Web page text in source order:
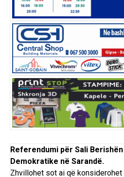
Referendumi për Sali
Demokratike në Sarandë.
Zhvillohet sot ai që konsiderohet